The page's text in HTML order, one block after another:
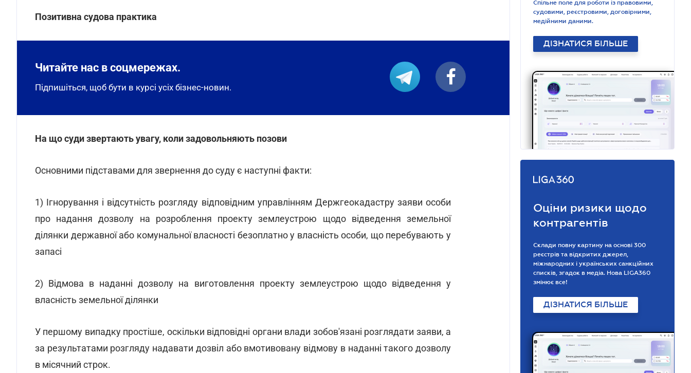
Позитивна судова практика
Читайте нас в соцмережах.
Підпишіться, щоб бути в курсі усіх бізнес-новин.
На що суди звертають увагу, коли задовольняють позови
Основними підставами для звернення до суду є наступні факти:
1) Ігнорування і відсутність розгляду відповідним управлінням Держгеокадастру заяви особи
про надання дозволу на розроблення проекту землеустрою щодо відведення земельної
ділянки державної або комунальної власності безоплатно у власність особи, що перебувають у
запасі
2) Відмова в наданні дозволу на виготовлення проекту землеустрою щодо відведення у
власність земельної ділянки
У першому випадку простіше, оскільки відповідні органи влади зобов'язані розглядати заяви, а
за результатами розгляду надавати дозвіл або вмотивовану відмову в наданні такого дозволу
в місячний строк.
Спільне поле для роботи із правовими,
судовими, реєстровими, договірними,
медійними даними.
ДІЗНАТИСЯ БІЛЬШЕ
Оціни ризики щодо
контрагентів
Склади повну картину на основі 300
реєстрів та відкритих джерел,
міжнародних і українських санкційних
списків, згадок в медіа. Нова LIGA360
змінює все!
ДІЗНАТИСЯ БІЛЬШЕ